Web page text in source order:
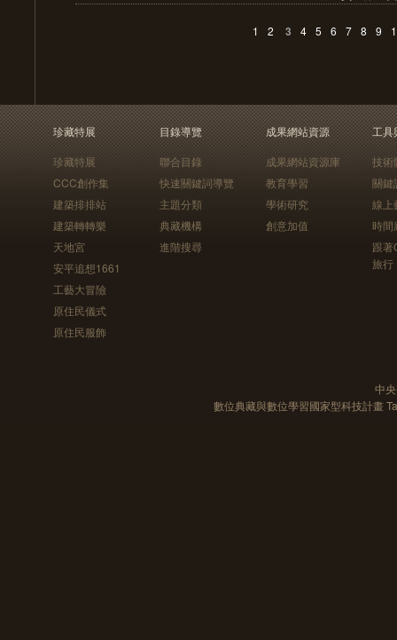
1 2 3 4 5 6 7 8 9
珍藏特展
珍藏特展
CCC創作集
建築排排站
建築轉轉樂
天地宮
安平追想1661
工藝大冒險
原住民儀式
原住民服飾
目錄導覽
聯合目錄
快速關鍵詞導覽
主題分類
典藏機構
進階搜尋
成果網站資源
成果網站資源庫
教育學習
學術研究
創意加值
工具
技術
關鍵
線上
時間
跟
旅行
中
數位典藏與數位學習國家型科技計畫